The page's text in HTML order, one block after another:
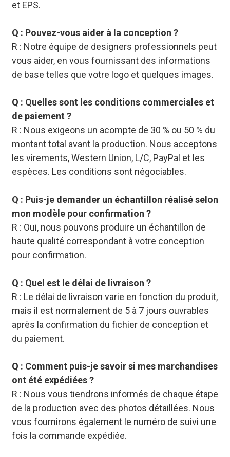
et EPS.
Q : Pouvez-vous aider à la conception ?
R : Notre équipe de designers professionnels peut
vous aider, en vous fournissant des informations
de base telles que votre logo et quelques images.
Q : Quelles sont les conditions commerciales et
de paiement ?
R : Nous exigeons un acompte de 30 % ou 50 % du
montant total avant la production. Nous acceptons
les virements, Western Union, L/C, PayPal et les
espèces. Les conditions sont négociables.
Q : Puis-je demander un échantillon réalisé selon
mon modèle pour confirmation ?
R : Oui, nous pouvons produire un échantillon de
haute qualité correspondant à votre conception
pour confirmation.
Q : Quel est le délai de livraison ?
R : Le délai de livraison varie en fonction du produit,
mais il est normalement de 5 à 7 jours ouvrables
après la confirmation du fichier de conception et
du paiement.
Q : Comment puis-je savoir si mes marchandises
ont été expédiées ?
R : Nous vous tiendrons informés de chaque étape
de la production avec des photos détaillées. Nous
vous fournirons également le numéro de suivi une
fois la commande expédiée.